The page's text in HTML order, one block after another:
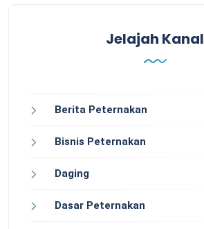
Jelajah Kanal
Berita Peternakan
Bisnis Peternakan
Daging
Dasar Peternakan